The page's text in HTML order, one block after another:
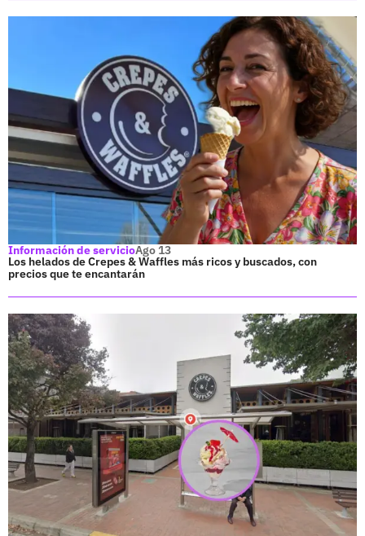
Información de servicioAgo 13
Los helados de Crepes & Waffles más ricos y buscados, con
precios que te encantarán